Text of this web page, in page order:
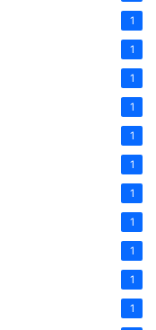
1
1
1
1
1
1
1
1
1
1
1